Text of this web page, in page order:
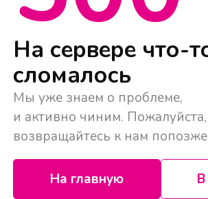
На сервере что-
сломалось
Мы уже знаем о проблеме,
и активно чиним. Пожалуйста,
возвращайтесь к нам
На главную В